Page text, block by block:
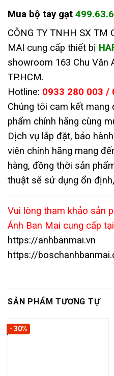
Mua bộ tay gạt
CÔNG TY TNHH SX TM
MAI cung cấp thiết bị
showroom 163 Chu Văn
TP.HCM.
Hotline: 0933 280 003 /
Chúng tôi cam kết mang
phẩm chính hãng cùng
Dịch vụ lắp đặt, bảo
viên chính hãng mang
hàng, đồng thời sản
thuật sẽ sử dụng ổn
Vui lòng tham khảo sản
Ánh Ban Mai cung cấp
https://anhbanmai.vn
https://
SẢN PHẨM TƯƠNG TỰ
- 30%